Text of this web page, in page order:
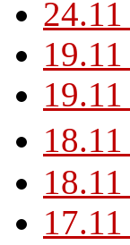
24.11
19.11
19.11
18.11
18.11
17.11